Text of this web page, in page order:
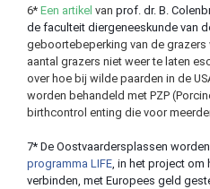
6* Een artikel van prof. dr. B.
de faculteit diergeneeskunde van
geboortebeperking van de
aantal grazers niet weer te laten
over hoe bij wilde paarden in de
worden behandeld met PZP
birthcontrol enting die voor
7* De Oostvaardersplassen
programma LIFE , in het project om
verbinden, met Europees geld